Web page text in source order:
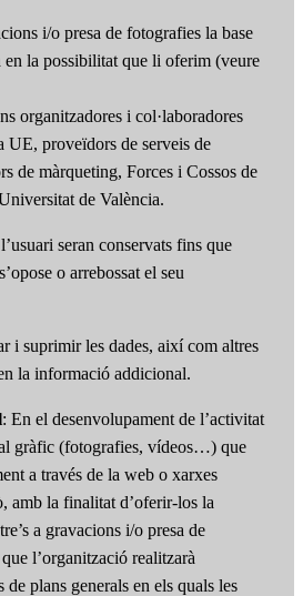
i/o presa de fotografies la base
en la possibilitat que li oferim (veure
organitzadores i col·laboradores
UE, proveïdors de serveis de
de màrqueting, Forces i Cossos de
de València.
seran conservats fins que
o arrebossat el seu
i suprimir les dades, així com altres
la informació addicional.
: En el desenvolupament de l’activitat
gràfic (fotografies, vídeos…) que
a través de la web o xarxes
amb la finalitat d’oferir-los la
a gravacions i/o presa de
l’organització realitzarà
plans generals en els quals les